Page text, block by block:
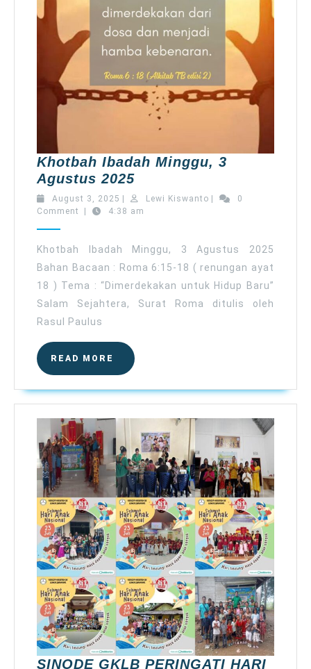
Khotbah Ibadah Minggu, 3
Agustus 2025Khotbah
Ibadah
Minggu,
Agustus
2025
August 3, 2025 August
3,
| Lewi KiswantoLewi
|
0
Comment
| 4:38 am
Khotbah Ibadah Minggu, 3 Agustus 2025
Bahan Bacaan : Roma 6:15-18 ( renungan ayat
18 ) Tema : “Dimerdekakan untuk Hidup Baru”
Salam Sejahtera, Surat Roma ditulis oleh
Rasul Paulus
READ MORE
READ
MORE
SINODE GKLB PERINGATI HARI